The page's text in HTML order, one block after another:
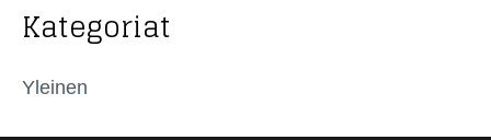
Kategoriat
Yleinen